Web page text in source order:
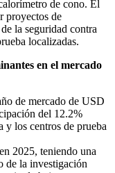
de cono. El
proyectos de
la seguridad contra
localizadas.
en el mercado
de mercado de USD
del 12.2%
y los centros de prueba
2025, teniendo una
de la investigación